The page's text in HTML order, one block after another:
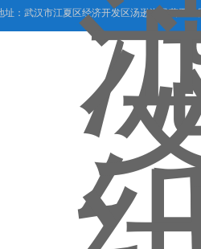
址：武汉市江夏区经济开发区汤逊湖民营工业